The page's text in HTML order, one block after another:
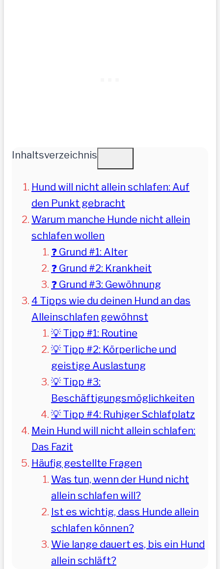
Inhaltsverzeichnis
Hund will nicht allein schlafen: Auf
den Punkt gebracht
Warum manche Hunde nicht allein
schlafen wollen
❓ Grund #1: Alter
❓ Grund #2: Krankheit
❓ Grund #3: Gewöhnung
4 Tipps wie du deinen Hund an das
Alleinschlafen gewöhnst
💡 Tipp #1: Routine
💡 Tipp #2: Körperliche und
geistige Auslastung
💡 Tipp #3:
Beschäftigungsmöglichkeiten
💡 Tipp #4: Ruhiger Schlafplatz
Mein Hund will nicht allein schlafen:
Das Fazit
Häufig gestellte Fragen
Was tun, wenn der Hund nicht
allein schlafen will?
Ist es wichtig, dass Hunde allein
schlafen können?
Wie lange dauert es, bis ein Hund
allein schläft?